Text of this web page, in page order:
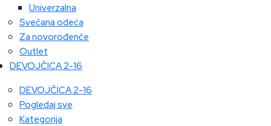
Univerzalna
Svečana odeća
Za novorođenče
Outlet
DEVOJČICA 2-16
DEVOJČICA 2-16
Pogledaj sve
Kategorija